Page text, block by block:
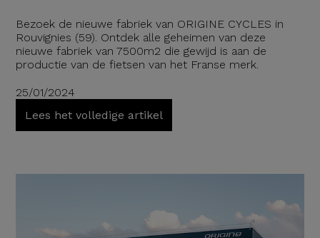
Bezoek de nieuwe fabriek van ORIGINE CYCLES in
Rouvignies (59). Ontdek alle geheimen van deze
nieuwe fabriek van 7500m2 die gewijd is aan de
productie van de fietsen van het Franse merk.
25/01/2024
Lees het volledige artikel